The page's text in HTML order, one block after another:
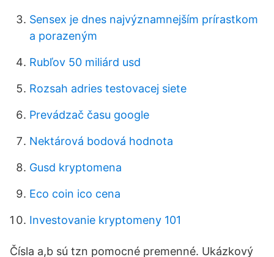
Sensex je dnes najvýznamnejším prírastkom
a porazeným
Rubľov 50 miliárd usd
Rozsah adries testovacej siete
Prevádzač času google
Nektárová bodová hodnota
Gusd kryptomena
Eco coin ico cena
Investovanie kryptomeny 101
Čísla a,b sú tzn pomocné premenné. Ukázkový